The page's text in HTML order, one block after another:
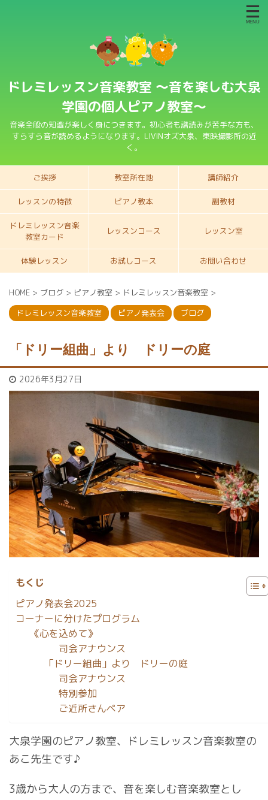
ドレミレッスン音楽教室 〜音を楽しむ大泉
学園の個人ピアノ教室〜
音楽全般の知識が楽しく身につきます。初心者も譜読みが苦手な方も、
すらすら音が読めるようになります。LIVINオズ大泉、東映撮影所の近
く。
ご挨拶 教室所在地 講師紹介
レッスンの特徴 ピアノ教本 副教材
ドレミレッスン音楽
教室カード
レッスンコース レッスン室
体験レッスン お試しコース お問い合わせ
HOME > ブログ > ピアノ教室 > ドレミレッスン音楽教室 >
ドレミレッスン音楽教室
ピアノ発表会 ブログ
「ドリー組曲」より ドリーの庭
2026年3月27日
もくじ
ピアノ発表会2025
コーナーに分けたプログラム
《心を込めて》
司会アナウンス
「ドリー組曲」より ドリーの庭
司会アナウンス
特別参加
ご近所さんペア
大泉学園のピアノ教室、ドレミレッスン音楽教室の
あこ先生です♪
3歳から大人の方まで、音を楽しむ音楽教室とし